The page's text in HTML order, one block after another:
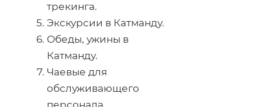
трекинга.
Экскурсии в Катманду.
Обеды, ужины в
Катманду.
Чаевые для
обслуживающего
персонала